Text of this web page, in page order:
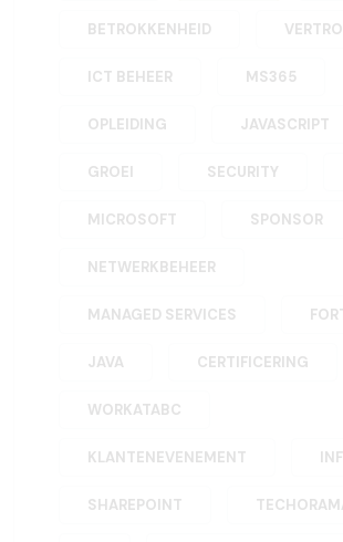
BETROKKENHEID
ICT BEHEER MS365
OPLEIDING JAVASCRIPT
GROEI SECURITY
MICROSOFT SPONSOR
NETWERKBEHEER
MANAGED SERVICES
JAVA CERTIFICERING
WORKATABC
KLANTENEVENEMENT
SHAREPOINT